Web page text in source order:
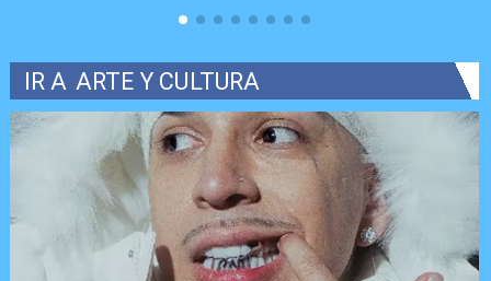
IR A ARTE Y CULTURA